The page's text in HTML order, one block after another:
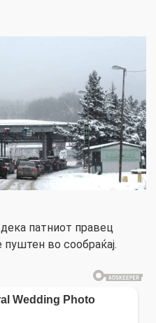
патниот правец
во сообраќај.